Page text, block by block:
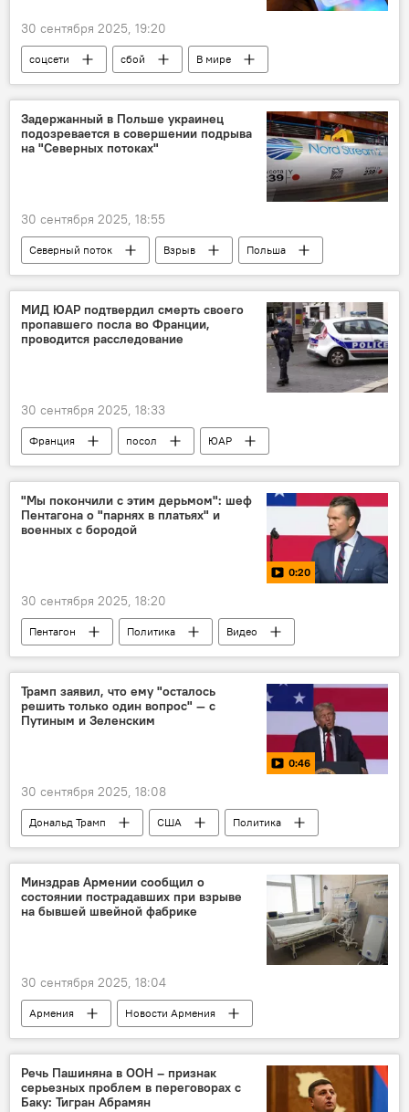
30 сентября 2025, 19:20
соцсети сбой В мире
Задержанный в Польше украинец
подозревается в совершении подрыва
на "Северных потоках"
30 сентября 2025, 18:55
Северный поток Взрыв
Польша
В мире
МИД ЮАР подтвердил смерть своего
пропавшего посла во Франции,
проводится расследование
30 сентября 2025, 18:33
Франция посол ЮАР
"Мы покончили с этим дерьмом": шеф
Пентагона о "парнях в платьях" и
военных с бородой
0:20
30 сентября 2025, 18:20
Пентагон Политика Видео
Трамп заявил, что ему "осталось
решить только один вопрос" — с
Путиным и Зеленским
0:46
30 сентября 2025, 18:08
Дональд Трамп США Политика
Минздрав Армении сообщил о
состоянии пострадавших при взрыве
на бывшей швейной фабрике
30 сентября 2025, 18:04
Армения
Новости Армения
Происшествия и инциденты в Армении
Речь Пашиняна в ООН – признак
серьезных проблем в переговорах с
Баку: Тигран Абрамян